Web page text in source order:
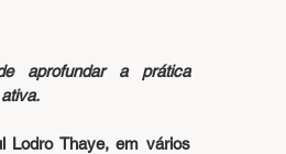
aprofundar a prática
Lodro Thaye, em vários